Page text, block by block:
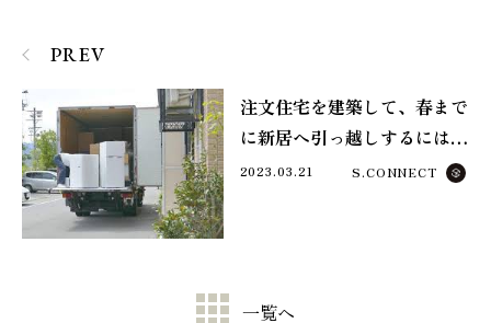
PREV
注文住宅を建築して、春まで
に新居へ引っ越しするには…
2023.03.21 S.CONNECT
一覧へ